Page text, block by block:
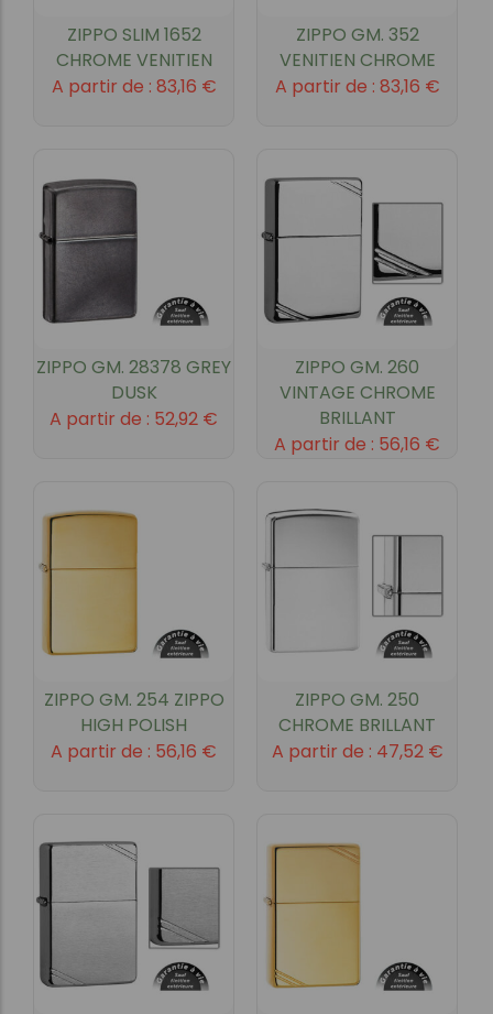
ZIPPO SLIM 1652
CHROME VENITIEN
A partir de : 83,16 €
ZIPPO GM. 352
VENITIEN CHROME
A partir de : 83,16 €
ZIPPO GM. 28378 GREY
DUSK
A partir de : 52,92 €
ZIPPO GM. 260
VINTAGE CHROME
BRILLANT
A partir de : 56,16 €
ZIPPO GM. 254 ZIPPO
HIGH POLISH
A partir de : 56,16 €
ZIPPO GM. 250
CHROME BRILLANT
A partir de : 47,52 €